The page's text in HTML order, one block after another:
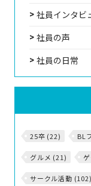
社員インタビ
社員の声
社員の日常
25卒 (22) BL
グルメ (21)
サークル活動 (102)